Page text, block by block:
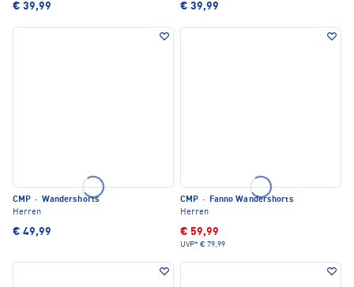
€ 39,99 € 39,99
CMP · Wandershorts
Herren
€ 49,99
CMP ·
Fanno Wandershorts
Herren
€ 59,99
UVP* € 79,99